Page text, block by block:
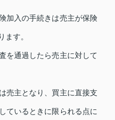
加入の手続きは売主が保険
ます。
を通過したら売主に対して
売主となり、買主に直接支
ているときに限られる点に